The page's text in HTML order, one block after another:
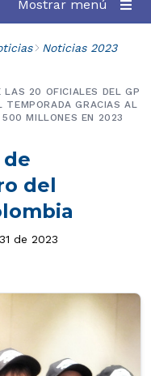
Mostrar menú
Noticias 2023
de
del
LAS 20 OFICIALES DEL GP
TEMPORADA GRACIAS AL
500 MILLONES EN 2023
de 2023